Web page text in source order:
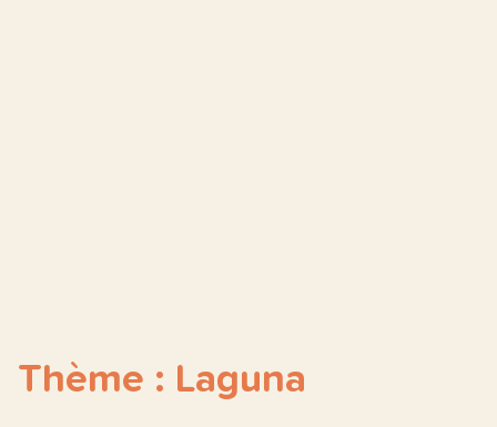
Thème : Laguna